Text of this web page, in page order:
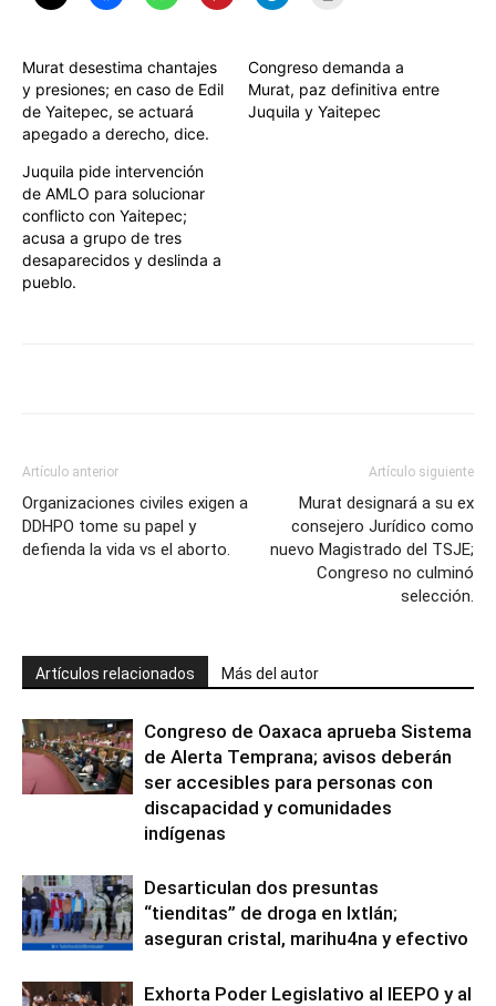
Murat desestima chantajes
y presiones; en caso de Edil
de Yaitepec, se actuará
apegado a derecho, dice.
Congreso demanda a
Murat, paz definitiva entre
Juquila y Yaitepec
Juquila pide intervención
de AMLO para solucionar
conflicto con Yaitepec;
acusa a grupo de tres
desaparecidos y deslinda a
pueblo.
Artículo anterior
Organizaciones civiles exigen a
DDHPO tome su papel y
defienda la vida vs el aborto.
Artículo siguiente
Murat designará a su ex
consejero Jurídico como
nuevo Magistrado del TSJE;
Congreso no culminó
selección.
Artículos relacionados Más del autor
Congreso de Oaxaca aprueba Sistema
de Alerta Temprana; avisos deberán
ser accesibles para personas con
discapacidad y comunidades
indígenas
Desarticulan dos presuntas
“tienditas” de droga en Ixtlán;
aseguran cristal, marihu4na y efectivo
Exhorta Poder Legislativo al IEEPO y al